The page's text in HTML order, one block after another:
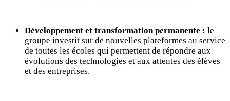
Développement et transformation permanente : le
groupe investit sur de nouvelles plateformes au service
de toutes les écoles qui permettent de répondre aux
évolutions des technologies et aux attentes des élèves
et des entreprises.